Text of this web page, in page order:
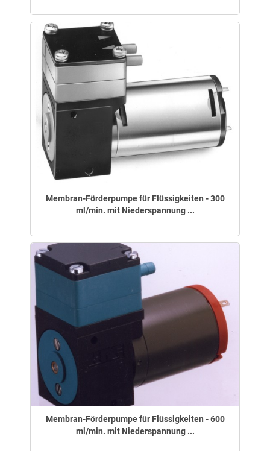
Membran-Förderpumpe für Flüssigkeiten - 300
ml/min. mit Niederspannung ...
Membran-Förderpumpe für Flüssigkeiten - 600
ml/min. mit Niederspannung ...